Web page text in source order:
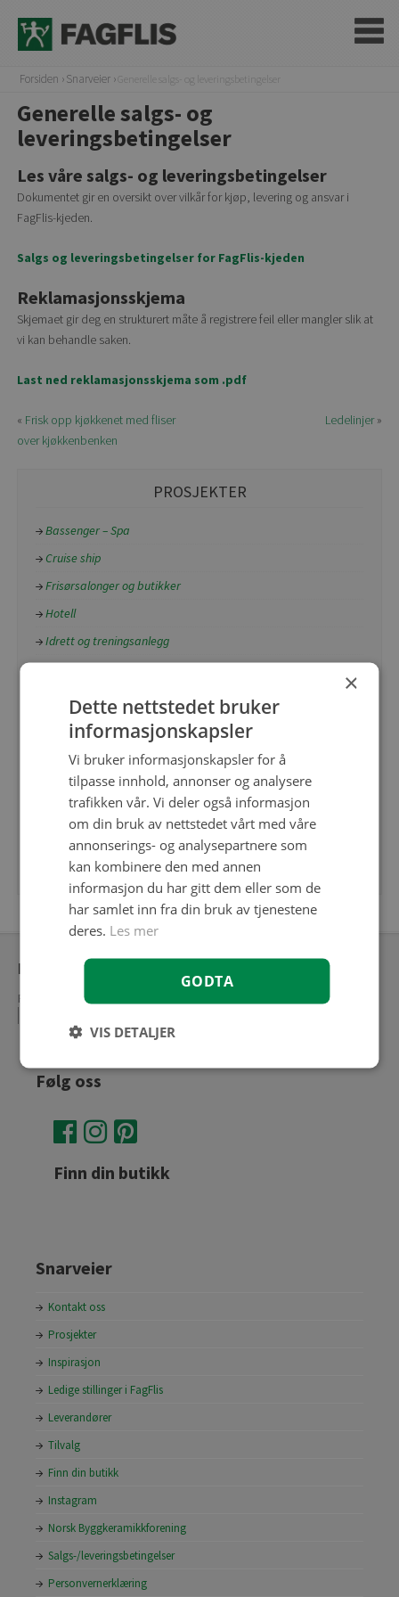
Forsiden Snarveier Generelle salgs- og leveringsbetingelser
Generelle salgs- og
leveringsbetingelser
Les våre salgs- og leveringsbetingelser
Dokumentet gir en oversikt over vilkår for kjøp, levering og ansvar i
FagFlis-kjeden.
Salgs og leveringsbetingelser for FagFlis-kjeden
Reklamasjonsskjema
Skjemaet gir deg en strukturert måte å registrere feil eller mangler slik at
vi kan behandle saken.
Last ned reklamasjonsskjema som .pdf
Ledelinjer»
« Frisk opp kjøkkenet med fliser
over kjøkkenbenken
PROSJEKTER
Bassenger – Spa
Cruise ship
Frisørsalonger og butikker
Hotell
Idrett og treningsanlegg
Kjøpesenter
Næringsbygg
Privatboliger
Restauranter og kafeer
Skole
Sykehus og helsebygg
Universell utforming
Meny ekstranett
Personvernerklæring
Følg oss
Finn din butikk
Snarveier
Kontakt oss
Prosjekter
Inspirasjon
Ledige stillinger i FagFlis
Leverandører
Tilvalg
Finn din butikk
Instagram
Norsk Byggkeramikkforening
Salgs-/leveringsbetingelser
Personvernerklæring
×
Dette nettstedet bruker
informasjonskapsler
Vi bruker informasjonskapsler for å
tilpasse innhold, annonser og analysere
trafikken vår. Vi deler også informasjon
om din bruk av nettstedet vårt med våre
annonserings- og analysepartnere som
kan kombinere den med annen
informasjon du har gitt dem eller som de
har samlet inn fra din bruk av tjenestene
deres. Les mer
GODTA
VIS DETALJER